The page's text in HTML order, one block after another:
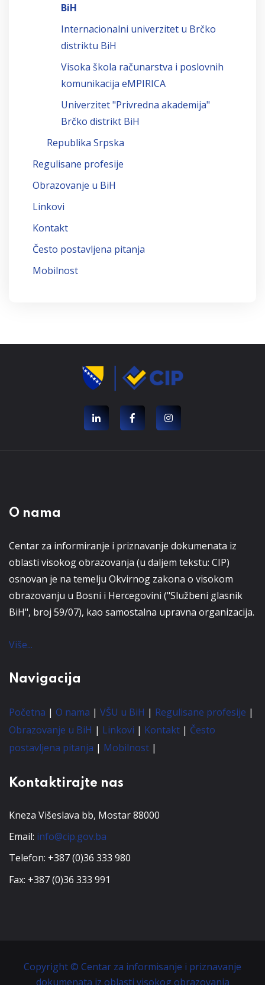
BiH
Internacionalni univerzitet u Brčko
distriktu BiH
Visoka škola računarstva i poslovnih
komunikacija eMPIRICA
Univerzitet "Privredna akademija"
Brčko distrikt BiH
Republika Srpska
Regulisane profesije
Obrazovanje u BiH
Linkovi
Kontakt
Često postavljena pitanja
Mobilnost
O nama
Centar za informiranje i priznavanje dokumenata iz
oblasti visokog obrazovanja (u daljem tekstu: CIP)
osnovan je na temelju Okvirnog zakona o visokom
obrazovanju u Bosni i Hercegovini ("Službeni glasnik
BiH", broj 59/07), kao samostalna upravna organizacija.
Više...
Navigacija
Početna | O nama | VŠU u BiH | Regulisane profesije |
Obrazovanje u BiH | Linkovi | Kontakt | Često
postavljena pitanja | Mobilnost |
Kontaktirajte nas
Kneza Višeslava bb, Mostar 88000
Email: info@cip.gov.ba
Telefon: +387 (0)36 333 980
Fax: +387 (0)36 333 991
Copyright © Centar za informisanje i priznavanje
dokumenata iz oblasti visokog obrazovanja